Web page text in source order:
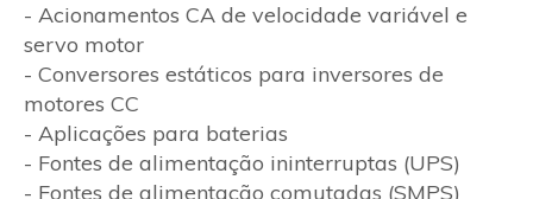
- Acionamentos CA de velocidade variável e
servo motor
- Conversores estáticos para inversores de
motores CC
- Aplicações para baterias
- Fontes de alimentação ininterruptas (UPS)
- Fontes de alimentação comutadas (SMPS)